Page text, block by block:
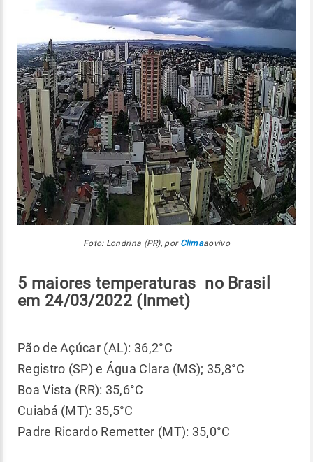
Foto: Londrina (PR), por Climaaovivo
5 maiores temperaturas no Brasil
em 24/03/2022 (Inmet)
Pão de Açúcar (AL): 36,2°C
Registro (SP) e Água Clara (MS); 35,8°C
Boa Vista (RR): 35,6°C
Cuiabá (MT): 35,5°C
Padre Ricardo Remetter (MT): 35,0°C